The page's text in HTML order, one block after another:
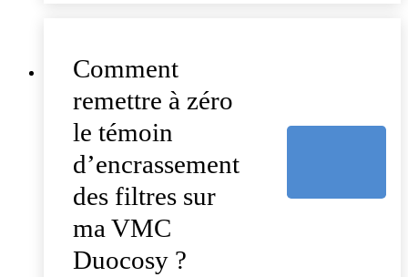
Comment
remettre à zéro
le témoin
d’encrassement
des filtres sur
ma VMC
Duocosy ?